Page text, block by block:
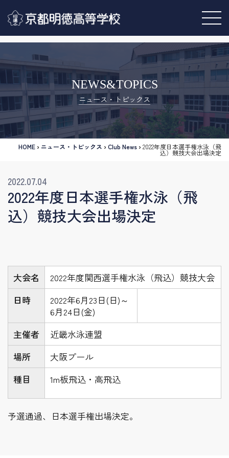
NEWS&TOPICS
ニュース・トピックス
HOME › ニュース・トピックス ›Club News ›2022年度日本選手権水泳（飛
込）競技大会出場決定
2022.07.04
2022年度日本選手権水泳（飛
込）競技大会出場決定
大会名
2022年度関西選手権水泳（飛込）競技大会
日時
2022年6月23日(日)～
6月24日(金)
主催者
近畿水泳連盟
場所
大阪プール
種目
1m板飛込・高飛込
予選通過、日本選手権出場決定。